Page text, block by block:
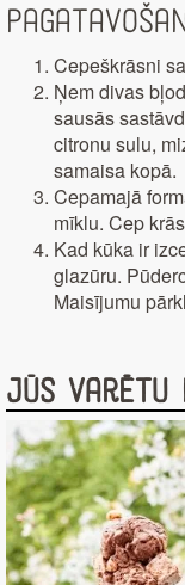
Cepeškrāsni
Ņem divas
sausās
citronu sulu,
samaisa kopā.
Cepamajā
mīklu. Cep
Kad kūka ir
glazūru.
Maisījumu
Jūs varētu